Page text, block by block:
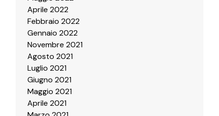
Aprile 2022
Febbraio 2022
Gennaio 2022
Novembre 2021
Agosto 2021
Luglio 2021
Giugno 2021
Maggio 2021
Aprile 2021